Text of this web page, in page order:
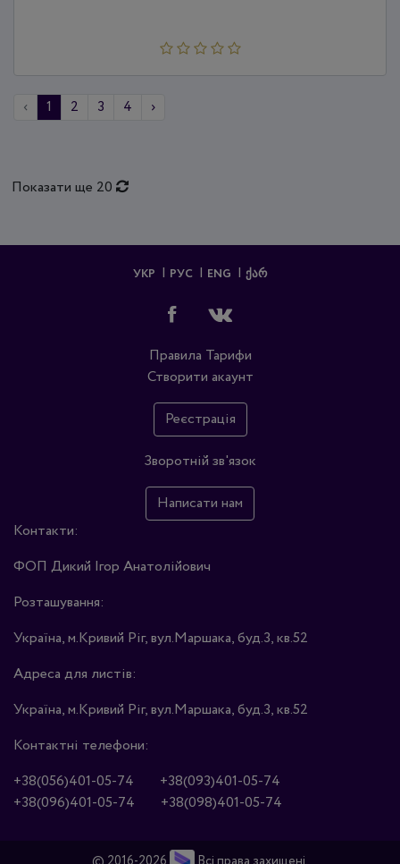
‹ 1 2 3 4 ›
Показати ще 20
УКР РУС ENG ᲥᲐᲠ
Правила Тарифи
Створити акаунт
Реєстрація
Зворотній зв'язок
Написати нам
Контакти:
ФОП Дикий Ігор Анатолійович
Розташування:
Україна, м.Кривий Ріг, вул.Маршака, буд.3, кв.52
Адреса для листів:
Україна, м.Кривий Ріг, вул.Маршака, буд.3, кв.52
Контактні телефони:
+38(056)401-05-74
+38(093)401-05-74
+38(096)401-05-74
+38(098)401-05-74